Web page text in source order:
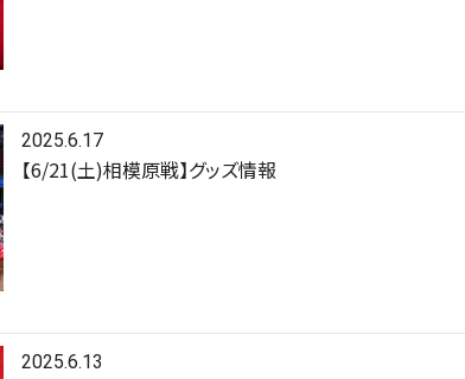
2025.6.17
【6/21(土)相模原戦】グッズ情報
2025.6.13